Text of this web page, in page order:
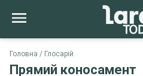
Головна Глосарій
Прямий коносамент